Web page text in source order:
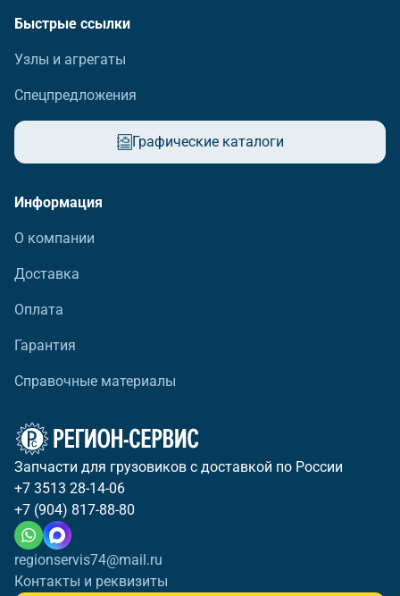
Быстрые ссылки
Узлы и агрегаты
Спецпредложения
Графические каталоги
Информация
О компании
Доставка
Оплата
Гарантия
Справочные материалы
Запчасти для грузовиков с доставкой по России
+7 3513 28-14-06
+7 (904) 817-88-80
regionservis74@mail.ru
Контакты и реквизиты